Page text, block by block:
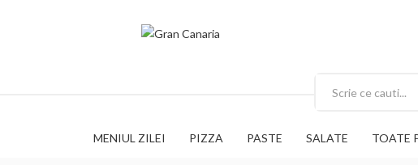
MENIUL ZILEI PIZZA PASTE SALATE TOATE